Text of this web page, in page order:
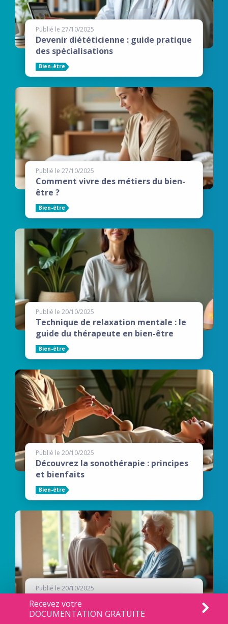
Publié le 27/10/2025
Devenir diététicienne : guide pratique
des spécialisations
Bien-être
Publié le 27/10/2025
Comment vivre des métiers du bien-
être ?
Bien-être
Publié le 20/10/2025
Technique de relaxation mentale : le
guide du thérapeute en bien-être
Bien-être
Publié le 20/10/2025
Découvrez la sonothérapie : principes
et bienfaits
Bien-être
Publié le 20/10/2025
La thérapie par la danse : votre
chemin vers le bien-être mental et
Recevez votre
DOCUMENTATION GRATUITE